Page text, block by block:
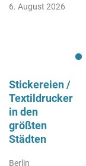
6. August 2026
Stickereien /
Textildrucker
in den
größten
Städten
Berlin